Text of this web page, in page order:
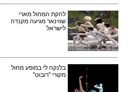
להקת המחול מארי
שווינאר מגיעה מקנדה
לישראל
בלנקה לי במופע מחול
מקורי "רובוט"